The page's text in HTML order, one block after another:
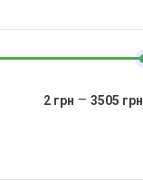
2грн – 3505 грн